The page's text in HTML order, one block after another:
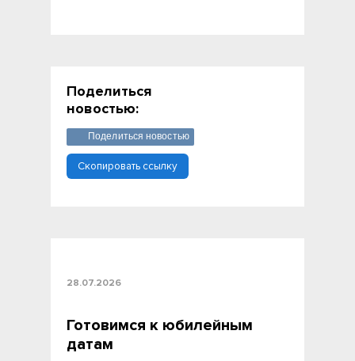
28.07.2026
Готовимся к юбилейным
датам
Поделиться
новостью:
Поделиться новостью
Скопировать ссылку